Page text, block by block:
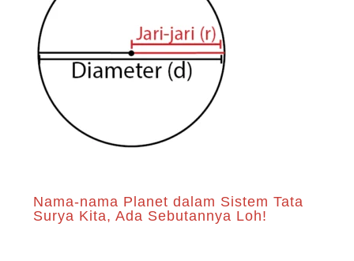
Nama-nama Planet dalam Sistem Tata
Surya Kita, Ada Sebutannya Loh!